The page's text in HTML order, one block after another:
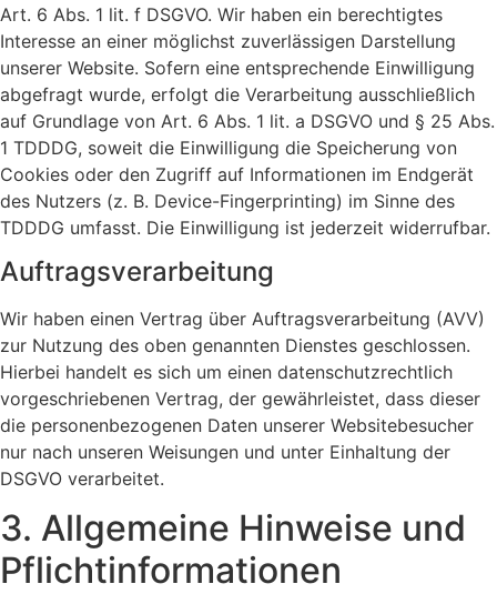
Art. 6 Abs. 1 lit. f DSGVO. Wir haben ein berechtigtes
Interesse an einer möglichst zuverlässigen Darstellung
unserer Website. Sofern eine entsprechende Einwilligung
abgefragt wurde, erfolgt die Verarbeitung ausschließlich
auf Grundlage von Art. 6 Abs. 1 lit. a DSGVO und § 25 Abs.
1 TDDDG, soweit die Einwilligung die Speicherung von
Cookies oder den Zugriff auf Informationen im Endgerät
des Nutzers (z. B. Device-Fingerprinting) im Sinne des
TDDDG umfasst. Die Einwilligung ist jederzeit widerrufbar.
Auftragsverarbeitung
Wir haben einen Vertrag über Auftragsverarbeitung (AVV)
zur Nutzung des oben genannten Dienstes geschlossen.
Hierbei handelt es sich um einen datenschutzrechtlich
vorgeschriebenen Vertrag, der gewährleistet, dass dieser
die personenbezogenen Daten unserer Websitebesucher
nur nach unseren Weisungen und unter Einhaltung der
DSGVO verarbeitet.
3. Allgemeine Hinweise und
Pflicht­informationen